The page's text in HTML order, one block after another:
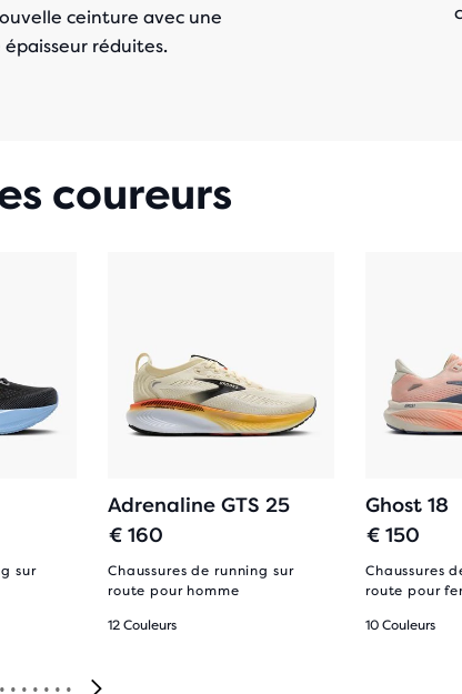
ceinture avec une
réduites.
coureurs
sur
Adrenaline GTS 25
€ 160
Chaussures de running sur
route pour homme
12 Couleurs
Ghost 18
€ 150
Chaussures
route pour
10 Couleurs